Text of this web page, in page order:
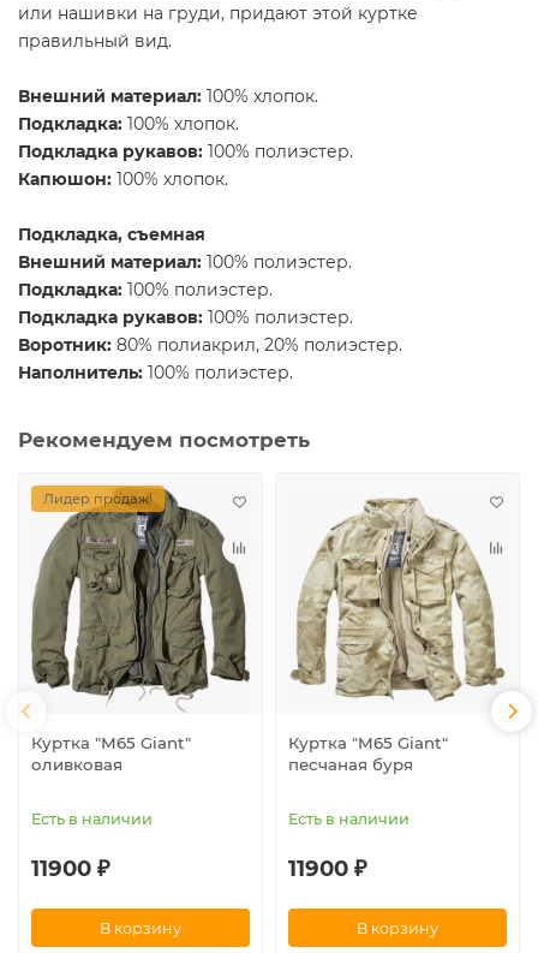
или нашивки на груди, придают этой куртке
правильный вид.
Внешний материал: 100% хлопок.
Подкладка: 100% хлопок.
Подкладка рукавов: 100% полиэстер.
Капюшон: 100% хлопок.
Подкладка, съемная
Внешний материал: 100% полиэстер.
Подкладка: 100% полиэстер.
Подкладка рукавов: 100% полиэстер.
Воротник: 80% полиакрил, 20% полиэстер.
Наполнитель: 100% полиэстер.
Рекомендуем посмотреть
Лидер продаж!
Куртка "M65 Giant"
оливковая
Есть в наличии
11900 ₽
В корзину
Куртка "M65 Giant"
песчаная буря
Есть в наличии
11900 ₽
В корзину